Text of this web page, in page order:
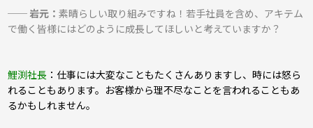
── 岩元：素晴らしい取り組みですね！若手社員を含め、アキテム
で働く皆様にはどのように成長してほしいと考えていますか？
鯉渕社長 ：仕事には大変なこともたくさんありますし、時には怒ら
れることもあります。お客様から理不尽なことを言われることもあ
るかもしれません。